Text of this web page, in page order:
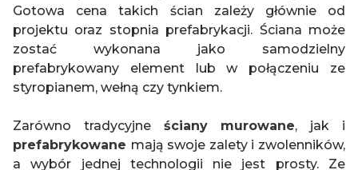
Gotowa cena takich ścian zależy głównie od
projektu oraz stopnia prefabrykacji. Ściana może
zostać wykonana jako samodzielny
prefabrykowany element lub w połączeniu ze
styropianem, wełną czy tynkiem.
Zarówno tradycyjne ściany murowane, jak i
prefabrykowane mają swoje zalety i zwolenników,
a wybór jednej technologii nie jest prosty. Ze